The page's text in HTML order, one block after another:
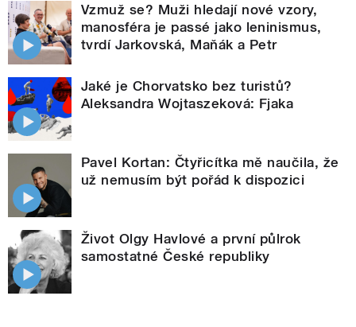
Vzmuž se? Muži hledají nové vzory,
manosféra je passé jako leninismus,
tvrdí Jarkovská, Maňák a Petr
Jaké je Chorvatsko bez turistů?
Aleksandra Wojtaszeková: Fjaka
Pavel Kortan: Čtyřicítka mě naučila, že
už nemusím být pořád k dispozici
Život Olgy Havlové a první půlrok
samostatné České republiky